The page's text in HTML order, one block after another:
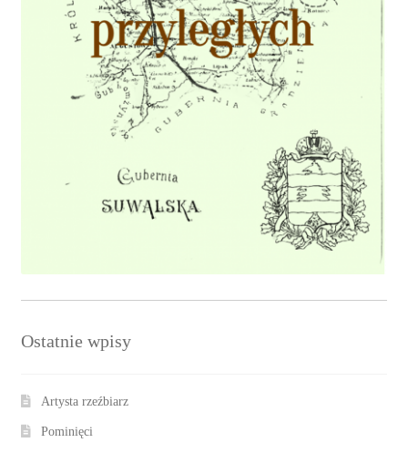
Ostatnie wpisy
Artysta rzeźbiarz
Pominięci